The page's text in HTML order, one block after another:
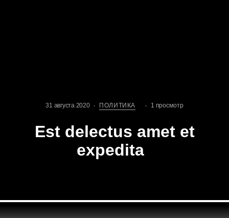
31 августа 2020 ПОЛИТИКА 1 просмотр
Est delectus amet et
expedita